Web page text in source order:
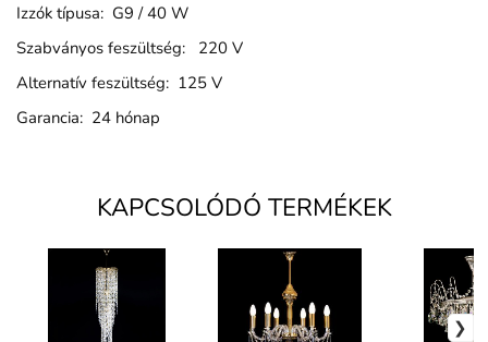
Izzók típusa: G9 / 40 W
Szabványos feszültség: 220 V
Alternatív feszültség: 125 V
Garancia: 24 hónap
KAPCSOLÓDÓ TERMÉKEK